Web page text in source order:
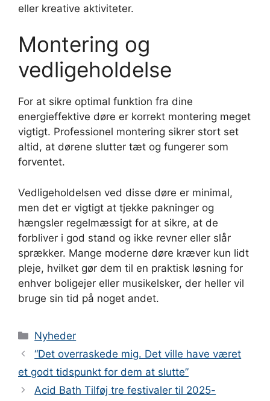
eller kreative aktiviteter.
Montering og
vedligeholdelse
For at sikre optimal funktion fra dine
energieffektive døre er korrekt montering meget
vigtigt. Professionel montering sikrer stort set
altid, at dørene slutter tæt og fungerer som
forventet.
Vedligeholdelsen ved disse døre er minimal,
men det er vigtigt at tjekke pakninger og
hængsler regelmæssigt for at sikre, at de
forbliver i god stand og ikke revner eller slår
sprækker. Mange moderne døre kræver kun lidt
pleje, hvilket gør dem til en praktisk løsning for
enhver boligejer eller musikelsker, der heller vil
bruge sin tid på noget andet.
Kategorier
Nyheder
“Det overraskede mig. Det ville have været
et godt tidspunkt for dem at slutte”
Acid Bath Tilføj tre festivaler til 2025-